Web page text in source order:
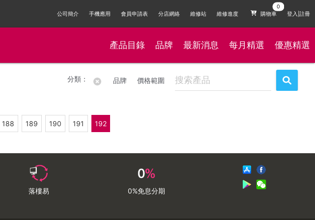
公司簡介 手機應用 會員申請表 分店網絡 維修站 維修進度 購物車 登入|註冊
產品目錄 品牌 最新消息 每月精選 優惠精選
分類： 品牌 價格範圍
188 189 190 191 192
落樓易 0%免息分期